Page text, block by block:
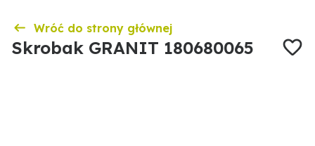
Wróć do strony głównej
Skrobak GRANIT 180680065